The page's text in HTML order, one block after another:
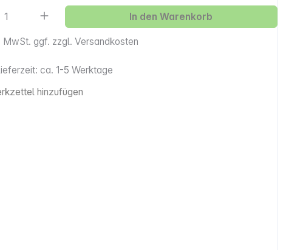
MwSt. ggf. zzgl. Versandkosten
ca. 1-5 Werktage
Anzahl: Gib den gewünschten Wert ein
In den Warenkorb
hinzufügen